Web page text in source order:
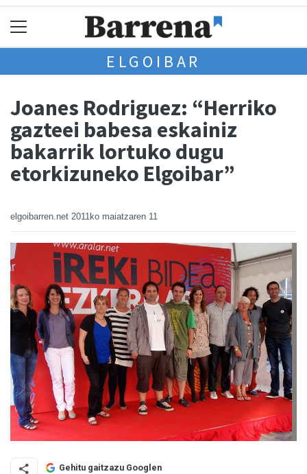
ELGOIBAR
Joanes Rodriguez: “Herriko
gazteei babesa eskainiz
bakarrik lortuko dugu
etorkizuneko Elgoibar”
elgoibarren.net 2011ko maiatzaren 11
Gehitu gaitzazu Googlen